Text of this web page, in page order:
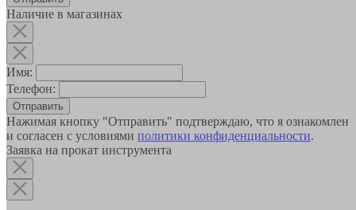
Наличие в магазинах
Имя:
Телефон:
Отправить
Нажимая кнопку "Отправить" подтверждаю, что я ознакомлен
и согласен с условиями политики конфиденциальности.
Заявка на прокат инструмента